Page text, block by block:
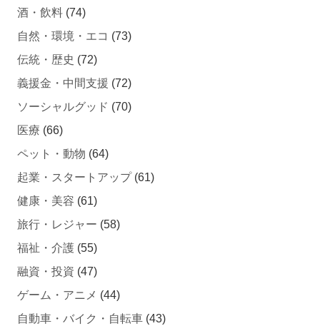
酒・飲料 (74)
自然・環境・エコ (73)
伝統・歴史 (72)
義援金・中間支援 (72)
ソーシャルグッド (70)
医療 (66)
ペット・動物 (64)
起業・スタートアップ (61)
健康・美容 (61)
旅行・レジャー (58)
福祉・介護 (55)
融資・投資 (47)
ゲーム・アニメ (44)
自動車・バイク・自転車 (43)